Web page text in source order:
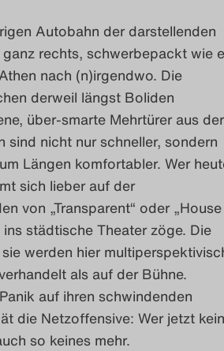
Autobahn der darstellenden
rechts, schwerbepackt wie
nach (n)irgendwo. Die
derweil längst Boliden
über-smarte Mehrtürer aus der
nicht nur schneller, sondern
Längen komfortabler. Wer
sich lieber auf der
von „Transparent“ oder
städtische Theater zöge. Die
werden hier
als auf der Bühne.
auf ihren schwindenden
die Netzoffensive: Wer jetzt kein
so keines mehr.